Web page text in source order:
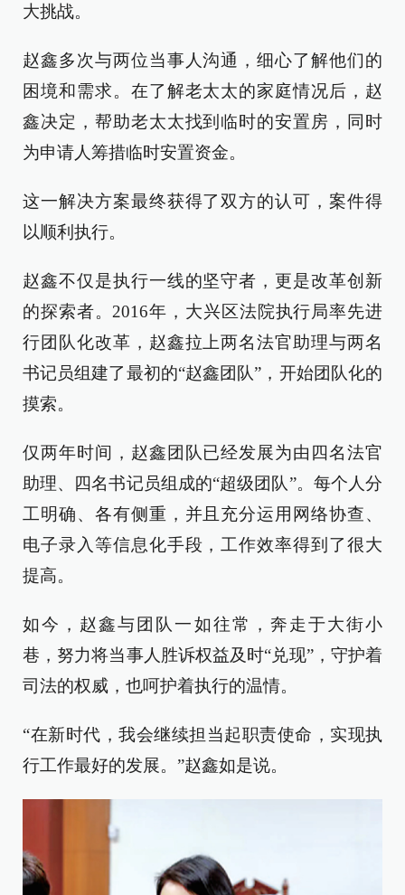
大挑战。
赵鑫多次与两位当事人沟通，细心了解他们的
困境和需求。在了解老太太的家庭情况后，赵
鑫决定，帮助老太太找到临时的安置房，同时
为申请人筹措临时安置资金。
这一解决方案最终获得了双方的认可，案件得
以顺利执行。
赵鑫不仅是执行一线的坚守者，更是改革创新
的探索者。2016年，大兴区法院执行局率先进
行团队化改革，赵鑫拉上两名法官助理与两名
书记员组建了最初的“赵鑫团队”，开始团队化的
摸索。
仅两年时间，赵鑫团队已经发展为由四名法官
助理、四名书记员组成的“超级团队”。每个人分
工明确、各有侧重，并且充分运用网络协查、
电子录入等信息化手段，工作效率得到了很大
提高。
如今，赵鑫与团队一如往常，奔走于大街小
巷，努力将当事人胜诉权益及时“兑现”，守护着
司法的权威，也呵护着执行的温情。
“在新时代，我会继续担当起职责使命，实现执
行工作最好的发展。”赵鑫如是说。